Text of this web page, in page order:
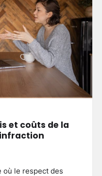
et coûts de la
où le respect des